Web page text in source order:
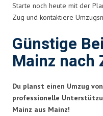
Starte noch heute mit der
Zug und kontaktiere
Günstige
Mainz nach
Du planst einen Umzug
professionelle
Mainz aus Mainz!